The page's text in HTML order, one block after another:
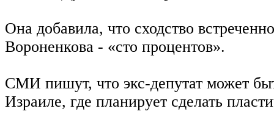
Она добавила, что сходство
Вороненкова - «сто процентов».
СМИ пишут, что экс-депутат может
Израиле, где планирует сделать